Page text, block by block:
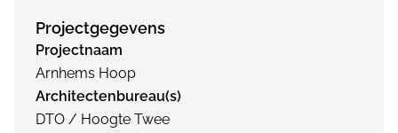
Projectgegevens
Projectnaam
Arnhems Hoop
Architectenbureau(s)
DTO / Hoogte Twee